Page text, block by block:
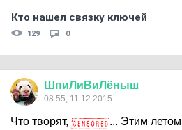
Кто нашел связку ключей
129 0
ШпиЛиВиЛёныш
08:55, 11.12.2015
Что творят,
... Этим